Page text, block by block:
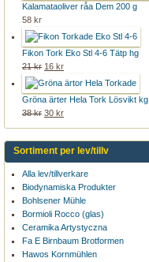
Kalamataoliver råa Dem 200 g
58 kr
Fikon Tork Eko Stl 4-6 Tätp hg
21 kr 16 kr
Gröna ärter Hela Tork Lösvikt kg
38 kr 30 kr
Sortiment per lev/tillv
Alla lev/tillverkare
Biodynamiska Produkter
Bohlsener Mühle
Bormioli Rocco (glas)
Ceramika Artystyczna
Fa E Birnbaum Brotformen
Hawos Kornmühlen